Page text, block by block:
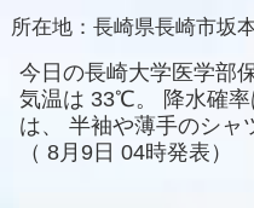
所在地： 長崎県長崎市坂
今日の長崎大学医学部
気温は 33℃。 降水確
は、
半袖や薄手のシャ
（ 8月9日 04時発表）